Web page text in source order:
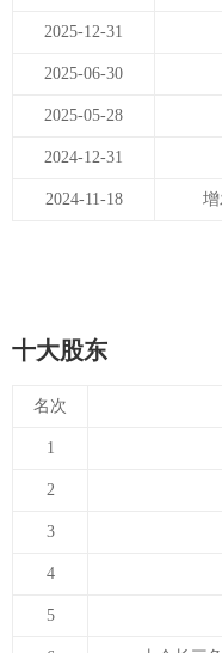
2025-12-31
2025-06-30
2025-05-28
2024-12-31
2024-11-18
十大股东
名次
1
2
3
4
5